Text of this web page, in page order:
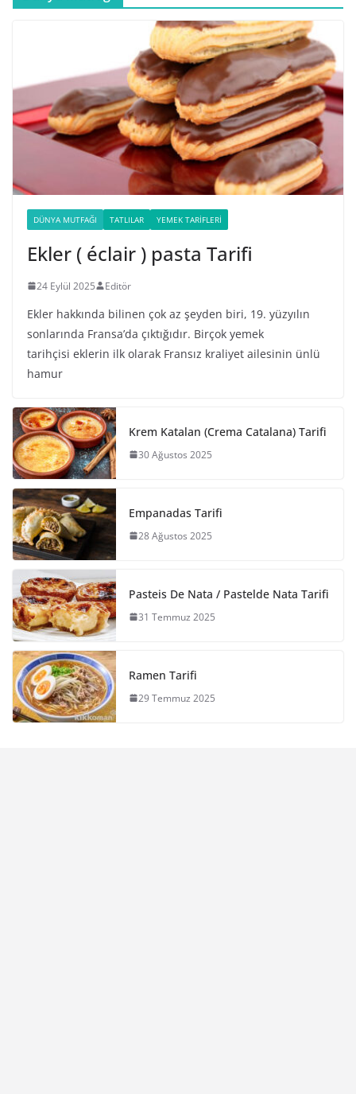
DÜNYA MUTFAĞI TATLILAR YEMEK TARIFLERI
Ekler ( éclair ) pasta Tarifi
24 Eylül 2025 Editör
Ekler hakkında bilinen çok az şeyden biri, 19. yüzyılın
sonlarında Fransa’da çıktığıdır. Birçok yemek
tarihçisi eklerin ilk olarak Fransız kraliyet ailesinin ünlü
hamur
Krem Katalan (Crema Catalana) Tarifi
30 Ağustos 2025
Empanadas Tarifi
28 Ağustos 2025
Pasteis De Nata / Pastelde Nata Tarifi
31 Temmuz 2025
Ramen Tarifi
29 Temmuz 2025